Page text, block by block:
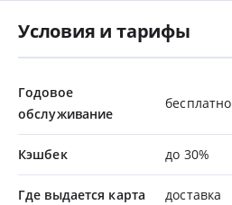
Условия и тарифы
Годовое
обслуживание
бесплатно
Кэшбек до 30%
Где выдается карта доставка